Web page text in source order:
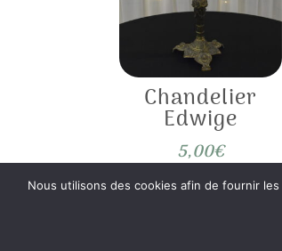
Chandelier
Edwige
5,00€
Nous utilisons des cookies afin de fournir